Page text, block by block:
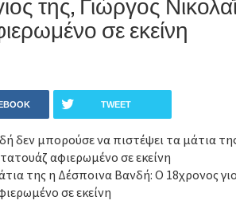
σε εκείνη
TWEET
δεν μπορούσε να πιστέψει τα μάτια
αφιερωμένο σε εκείνη
της η Δέσποινα Βανδή: Ο 18χρονος
σε εκείνη